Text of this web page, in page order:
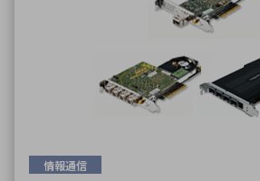
半導体・電子部品小ロット
情報通信